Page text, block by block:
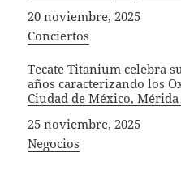
Fecha
20 noviembre, 2025
In relation to
Conciertos
Tecate Titanium celebra
años caracterizando los
Ciudad de México,
Fecha
25 noviembre, 2025
In relation to
Negocios